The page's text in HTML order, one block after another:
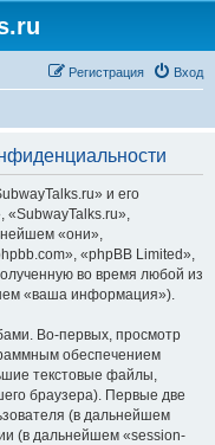
Вход
Регистрация
и его
«они»,
«phpBB Limited»,
во время любой из
«ваша информация»).
Во-первых, просмотр
обеспечением
текстовые файлы,
браузера). Первые две
(в дальнейшем
(в дальнейшем «session-